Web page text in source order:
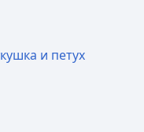
и петух